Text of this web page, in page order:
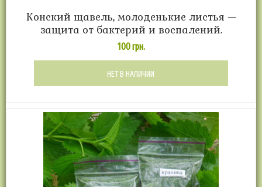
Конский щавель, молоденькие листья —
защита от бактерий и воспалений.
100грн.
НЕТ В НАЛИЧИИ